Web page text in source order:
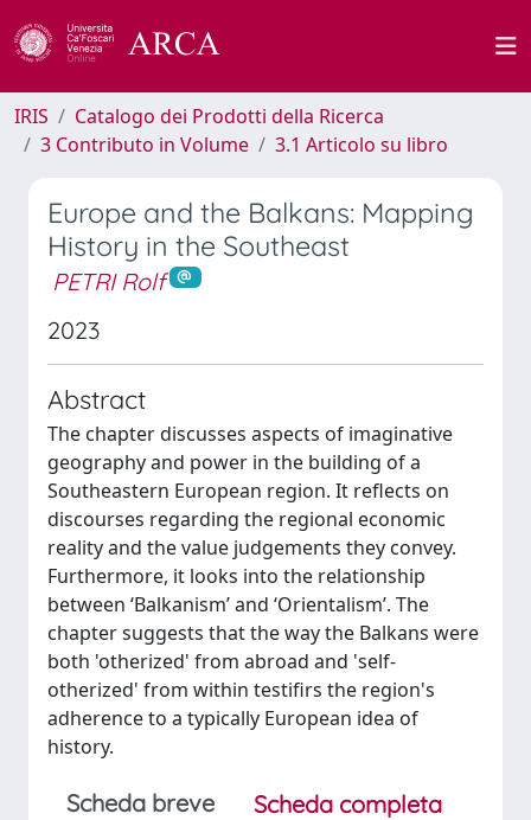
IRIS
Catalogo dei Prodotti della Ricerca
3 Contributo in Volume
3.1 Articolo su libro
Europe and the Balkans: Mapping
History in the Southeast
PETRI Rolf
2023
Abstract
The chapter discusses aspects of imaginative
geography and power in the building of a
Southeastern European region. It reflects on
discourses regarding the regional economic
reality and the value judgements they convey.
Furthermore, it looks into the relationship
between ‘Balkanism’ and ‘Orientalism’. The
chapter suggests that the way the Balkans were
both 'otherized' from abroad and 'self-
otherized' from within testifirs the region's
adherence to a typically European idea of
history.
Scheda breve
Scheda completa